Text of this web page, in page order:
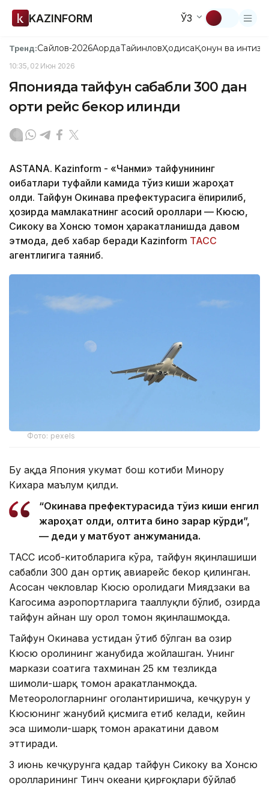
KAZINFORM ЎЗ
Тренд:Сайлов-2026АқордаТайинловҲодисаҚонун ва
10:35, 02 Июн 2026
Японияда тайфун сабабли 300 дан
ортиқ рейс бекор қилинди
ASTANA. Kazinform - «Чанми» тайфунининг
оқибатлари туфайли камида тўққиз киши жароҳат
олди. Тайфун Окинава префектурасига ёпирилиб,
ҳозирда мамлакатнинг асосий ороллари — Кюсю,
Сикоку ва Хонсю томон ҳаракатланишда давом
этмоқда, деб хабар беради Kazinform ТАСС
агентлигига таяниб.
Фото: pexels
Бу ҳақда Япония ҳукумат бош котиби Минору
Кихара маълум қилди.
“Окинава префектурасида тўққиз киши енгил
жароҳат олди, олтита бино зарар кўрди”,
— деди у матбуот анжуманида.
ТАСС ҳисоб-китобларига кўра, тайфун яқинлашиши
сабабли 300 дан ортиқ авиарейс бекор қилинган.
Асосан чекловлар Кюсю оролидаги Миядзаки ва
Кагосима аэропортларига тааллуқли бўлиб, ҳозирда
тайфун айнан шу орол томон яқинлашмоқда.
Тайфун Окинава устидан ўтиб бўлган ва ҳозир
Кюсю оролининг жанубида жойлашган. Унинг
маркази соатига тахминан 25 км тезликда
шимоли-шарқ томон ҳаракатланмоқда.
Метеорологларнинг огоҳлантиришича, кечқурун у
Кюсюнинг жанубий қисмига етиб келади, кейин
эса шимоли-шарқ томон ҳаракатини давом
эттиради.
3 июнь кечқурунга қадар тайфун Сикоку ва Хонсю
оролларининг Тинч океани қирғоқлари бўйлаб